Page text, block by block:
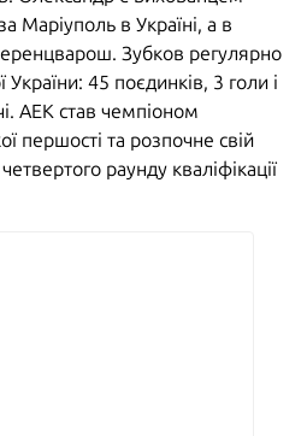
Маріуполь в Україні, а в
Зубков регулярно
України: 45 поєдинків, 3 голи і
АЕК став чемпіоном
першості та розпочне свій
раунду кваліфікації